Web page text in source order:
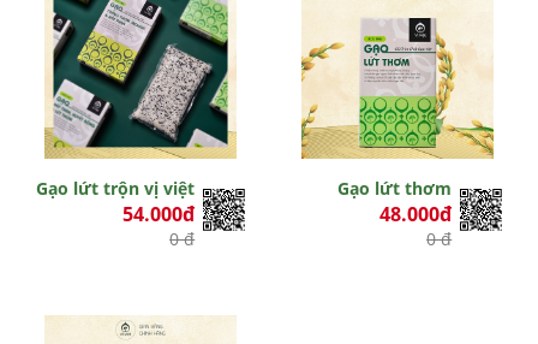
Gạo lứt trộn vị việt
54.000đ
0 đ
Gạo lứt thơm
48.000đ
0 đ